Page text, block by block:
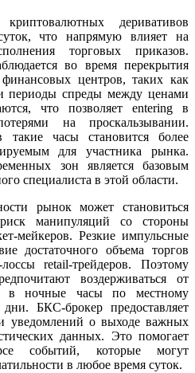
деривативов
что напрямую влияет на
торговых приказов.
во время перекрытия
центров, таких как
спреды между ценами
что позволяет entering в
на проскальзывании.
часы становится более
для участника рынка.
зон является базовым
специалиста в этой области.
рынок может становиться
манипуляций со стороны
мейкеров. Резкие импульсные
достаточного объема торгов
retail-трейдеров. Поэтому
воздерживаться от
в ночные часы по местному
БКС-брокер предоставляет
уведомлений о выходе важных
данных. Это помогает
событий, которые могут
в любое время суток.